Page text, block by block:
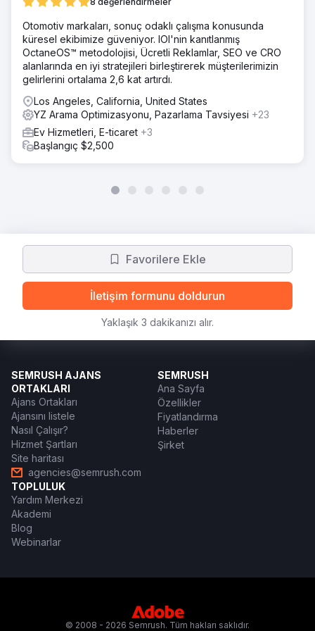
sıralamaları sayesinde %75 arttı. Daha
Yüksek Dönüşüm Oranları: Dönüşüm oranı,
daha etkili kullanıcı etkileşimini yansıtan
%40 oranında iyileşti. Gelişmiş Arama
Motoru Sıralamaları: Web sitesi, 30 yeni
sıralamasına ulaştı.
Otomotiv markaları, sonuç odaklı çalışma konusunda
küresel ekibimize güveniyor. IOI'nin kanıtlanmış
OctaneOS™ metodolojisi, Ücretli Reklamlar, SEO ve CRO
alanlarında en iyi stratejileri birleştirerek müşterilerimizin
gelirlerini ortalama 2,6 kat artırdı.
Los Angeles, California, United States
YZ Arama Optimizasyonu, Pazarlama Tavsiyesi +23
Ev Hizmetleri, E-ticaret +3
Başlangıç $2,500
Favorilere Ekle
İletişim formunu doldurun
Yaklaşık 3 dakikanızı alır.
SEMRUSH AJANS
ORTAKLARI
Ajans Ortakları
Ajansını listele
Nasıl Çalışır?
Hizmet Şartları
Site haritası
agencies@semrush.com
SEMRUSH
Ana Sayfa
Özellikler
Fiyatlandırma
Haberler
Şirket
TOPLULUK
Yardım Merkezi
Akademi
Blog
Webinarlar
© 2008 - 2026 Semrush. Tüm hakları saklıdır.